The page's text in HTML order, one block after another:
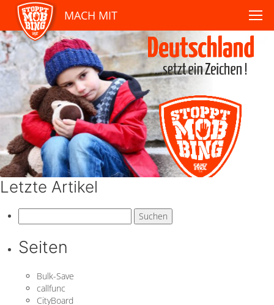
MACH MIT
Letzte Artikel
nach:
Seiten
Bulk-Save
callfunc
CityBoard